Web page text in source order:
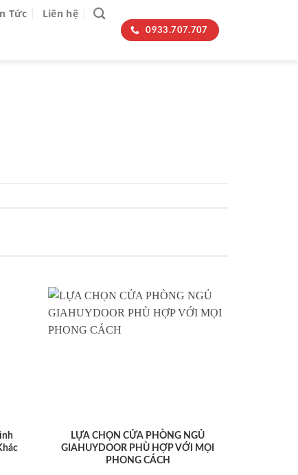
Tức Liên hệ
0933.707.707
LỰA CHỌN CỬA PHÒNG NGỦ
GIAHUYDOOR PHÙ HỢP VỚI MỌI
PHONG CÁCH